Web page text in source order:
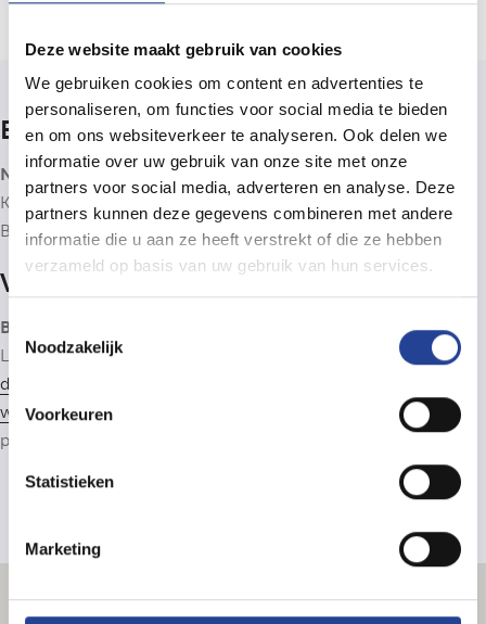
Deze website maakt gebruik van cookies
We gebruiken cookies om content en advertenties te
personaliseren, om functies voor social media te bieden
en om ons websiteverkeer te analyseren. Ook delen we
informatie over uw gebruik van onze site met onze
partners voor social media, adverteren en analyse. Deze
partners kunnen deze gegevens combineren met andere
informatie die u aan ze heeft verstrekt of die ze hebben
verzameld op basis van uw gebruik van hun services.
Toestemmingsselectie
Noodzakelijk
Voorkeuren
Statistieken
Marketing
Bedrijfsinfo
Neys Immo & Consultancy bv
Kantoor: Nieuwstraat 4b, 2910 Essen (B)
BTW BE0806.838.278
Vastgoedbemiddelaar
BIV 505900 - Neys Immo & Consultancy is lid van hetBIV
Luxemburgstraat 16B, 1000 Brussel. Onderworpen aan de
deontologische code van het BIV
www.cib.be. Beroepsaansprakelijkheidsverzekering: CIB-
polis AXA 730.390.160. Lid van